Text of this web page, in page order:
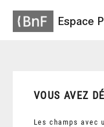
Espace
VOUS AVEZ
Les champs